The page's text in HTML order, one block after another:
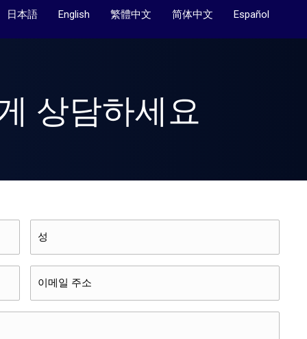
日本語 English 繁體中文 简体中文 Español
상담하세요